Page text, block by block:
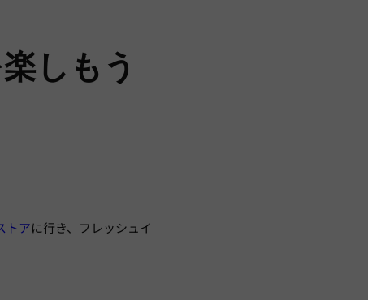
しもう
トアに行き、フレッシュイ